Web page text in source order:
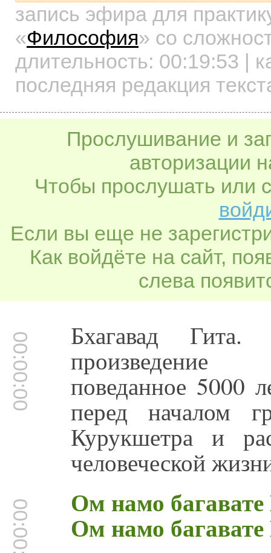
запись эфира для
«Философия» со
длительность: 00:19:53 |
последняя редакция
Прослушивание и
авторизации
Чтобы прослушать или
Если вы еще не
Как войдёте на сайт,
слева
00:00:00 Бхагавад
произведение
поведанное 5000
перед началом
Курукшетра и
человеческой
Ом намо багавате
Ом намо багавате